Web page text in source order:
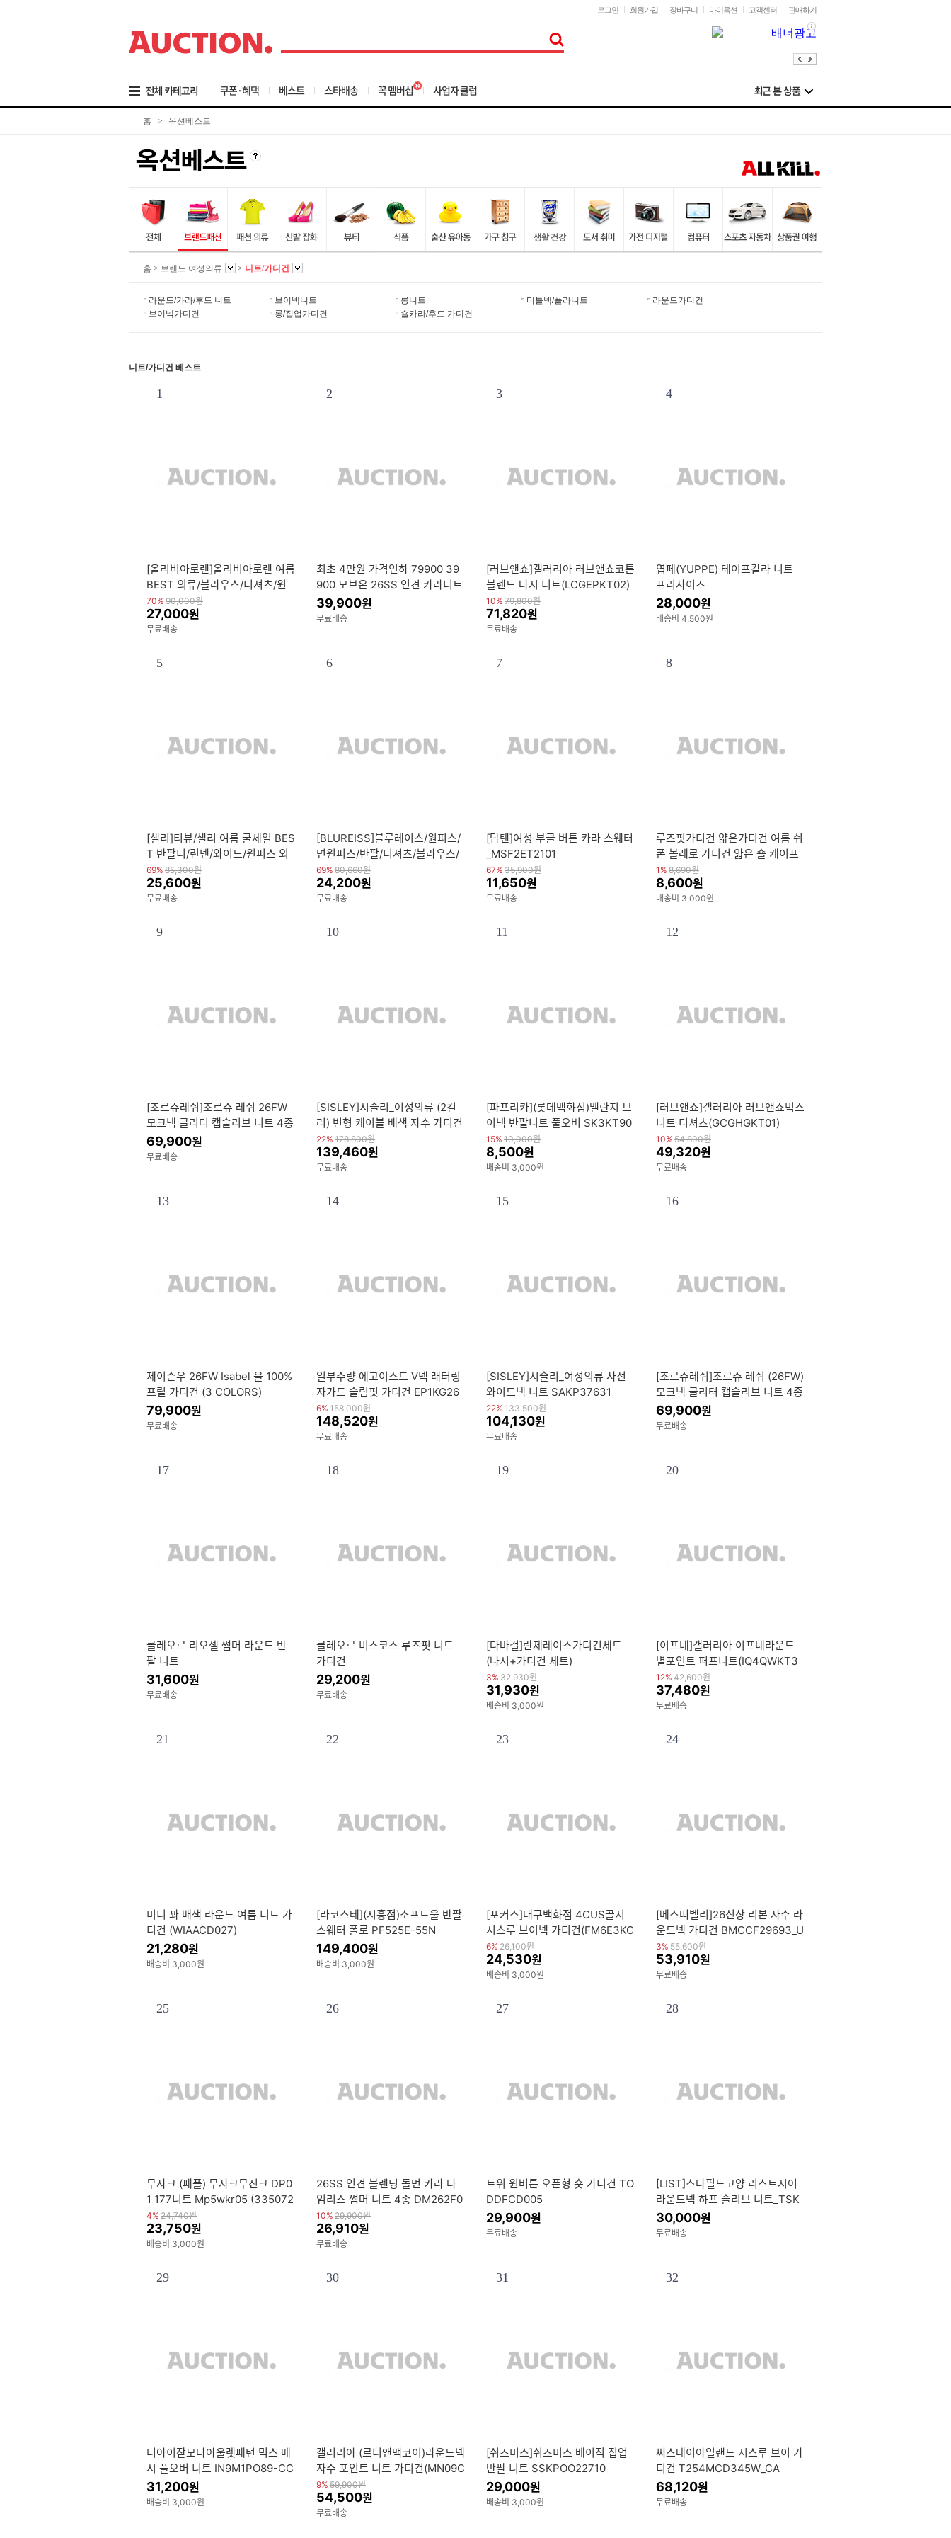
로
가
로
가
로
가
로그인 회원가입 장바구니 마이옥션 고객센터 판매하기
쿠폰·혜택 베스트 스타배송 꼭 멤버십 사업자 클럽
홈 > 옥션베스트
홈 > 브랜드 여성의류 > 니트/가디건
라운드/카라/후드 니트 브이넥니트 롱니트 터틀넥/폴라니트
라운드가디건
브이넥가디건
롱/집업가디건 숄카라/후드 가디건
니트/가디건 베스트
1
[올리비아로렌]올리비아로렌 여름
BEST 의류/블라우스/티셔츠/원
피스/자켓/니트/가디건/팬츠 100
종 (20%+10%)
70% 90,000원
27,000원
무료배송
2
최초 4만원 가격인하 79900 39
900 모브온 26SS 인견 카라니트
3종 (여름 최
39,900원
무료배송
3
[러브앤쇼]갤러리아 러브앤쇼코튼
블렌드 나시 니트(LCGEPKT02)
10% 79,800원
71,820원
무료배송
4
엽페(YUPPE) 테이프칼라 니트
프리사이즈
28,000원
배송비 4,500원
5
[샐리]티뷰/샐리 여름 쿨세일 BES
T 반팔티/린넨/와이드/원피스 외
9940원~ 한정수량 브랜드 SALE
(최대39%쿠폰)
69% 85,300원
25,600원
무료배송
6
[BLUREISS]블루레이스/원피스/
면원피스/반팔/티셔츠/블라우스/
와이드팬츠/청바지/데님
69% 80,660원
24,200원
무료배송
7
[탑텐]여성 부클 버튼 카라 스웨터
_MSF2ET2101
67% 35,900원
11,650원
무료배송
8
루즈핏가디건 얇은가디건 여름 쉬
폰 볼레로 가디건 얇은 숄 케이프
여성용 카디건
1% 8,690원
8,600원
배송비 3,000원
9
[조르쥬레쉬]조르쥬 레쉬 26FW
모크넥 글리터 캡슬리브 니트 4종
69,900원
무료배송
10
[SISLEY]시슬리_여성의류 (2컬
러) 변형 케이블 배색 자수 가디건
SAKC03611
22% 178,800원
139,460원
무료배송
11
[파프리카](롯데백화점)멜란지 브
이넥 반팔니트 풀오버 SK3KT90
4
15% 10,000원
8,500원
배송비 3,000원
12
[러브앤쇼]갤러리아 러브앤쇼믹스
니트 티셔츠(GCGHGKT01)
10% 54,800원
49,320원
무료배송
13
제이슨우 26FW Isabel 울 100%
프릴 가디건 (3 COLORS)
79,900원
무료배송
14
일부수량 에고이스트 V넥 래터링
자가드 슬림핏 가디건 EP1KG26
0 2777380
6% 158,000원
148,520원
무료배송
15
[SISLEY]시슬리_여성의류 사선
와이드넥 니트 SAKP37631
22% 133,500원
104,130원
무료배송
16
[조르쥬레쉬]조르쥬 레쉬 (26FW)
모크넥 글리터 캡슬리브 니트 4종
69,900원
무료배송
17
클레오르 리오셀 썸머 라운드 반
팔 니트
31,600원
무료배송
18
클레오르 비스코스 루즈핏 니트
가디건
29,200원
무료배송
19
[다바걸]란제레이스가디건세트
(나시+가디건 세트)
3% 32,930원
31,930원
배송비 3,000원
20
[이프네]갤러리아 이프네라운드
별포인트 퍼프니트(IQ4QWKT3
9)
12% 42,600원
37,480원
무료배송
21
미니 꽈 배색 라운드 여름 니트 가
디건 (WIAACD027)
21,280원
배송비 3,000원
22
[라코스테](시흥점)소프트울 반팔
스웨터 폴로 PF525E-55N
149,400원
배송비 3,000원
23
[포커스]대구백화점 4CUS골지
시스루 브이넥 가디건(FM6E3KC
34491)
6% 26,100원
24,530원
배송비 3,000원
24
[베스띠벨리]26신상 리본 자수 라
운드넥 가디건 BMCCF29693_U
S
3% 55,600원
53,910원
무료배송
25
무자크 (패플) 무자크무진크 DP0
1 177니트 Mp5wkr05 (335072
92)
4% 24,740원
23,750원
배송비 3,000원
26
26SS 인견 블렌딩 돌먼 카라 타
임리스 썸머 니트 4종 DM262F0
411KT
10% 29,900원
26,910원
무료배송
27
트위 원버튼 오픈형 숏 가디건 TO
DDFCD005
29,900원
무료배송
28
[LIST]스타필드고양 리스트시어
라운드넥 하프 슬리브 니트_TSK
POQ62310
30,000원
무료배송
29
더아이잗모다아울렛패턴 믹스 메
시 풀오버 니트 IN9M1PO89-CC
_CC
31,200원
배송비 3,000원
30
갤러리아 (르니앤맥코이)라운드넥
자수 포인트 니트 가디건(MN09C
D601FJY)
9% 59,900원
54,500원
무료배송
31
[쉬즈미스]쉬즈미스 베이직 집업
반팔 니트 SSKPOO22710
29,000원
배송비 3,000원
32
써스데이아일랜드 시스루 브이 가
디건 T254MCD345W_CA
68,120원
무료배송